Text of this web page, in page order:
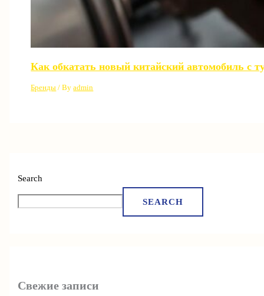
Search
SEARCH
Свежие записи
Как обкатать новый китайский автомобиль с
Бренды / Byadmin